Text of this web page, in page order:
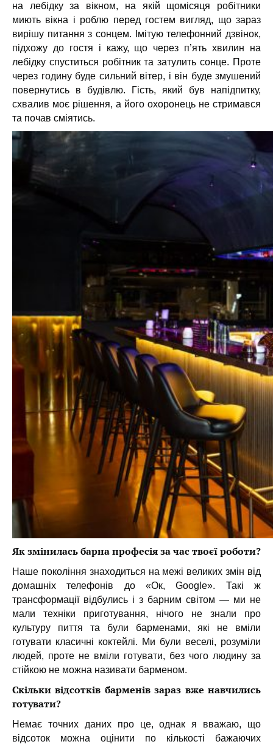
на лебідку за вікном, на якій щомісяця робітники
миють вікна і роблю перед гостем вигляд, що зараз
вирішу питання з сонцем. Імітую телефонний дзвінок,
підхожу до гостя і кажу, що через п’ять хвилин на
лебідку спуститься робітник та затулить сонце. Проте
через годину буде сильний вітер, і він буде змушений
повернутись в будівлю. Гість, який був напідпитку,
схвалив моє рішення, а його охоронець не стримався
та почав сміятись.
Як змінилась барна професія за час твоєї роботи?
Наше покоління знаходиться на межі великих змін від
домашніх телефонів до «Ок, Google». Такі ж
трансформації відбулись і з барним світом — ми не
мали техніки приготування, нічого не знали про
культуру пиття та були барменами, які не вміли
готувати класичні коктейлі. Ми були веселі, розуміли
людей, проте не вміли готувати, без чого людину за
стійкою не можна називати барменом.
Скільки відсотків барменів зараз вже навчились
готувати?
Немає точних даних про це, однак я вважаю, що
відсоток можна оцінити по кількості бажаючих